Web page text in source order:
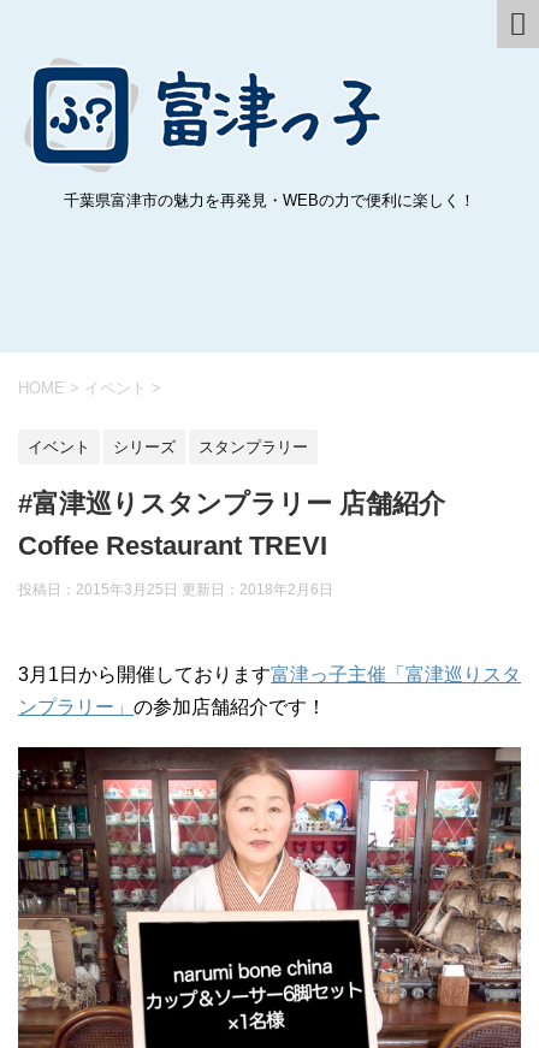
千葉県富津市の魅力を再発見・WEBの力で便利に楽しく！
HOME > イベント >
イベント シリーズ スタンプラリー
#富津巡りスタンプラリー 店舗紹介
Coffee Restaurant TREVI
投稿日：2015年3月25日 更新日： 2018年2月6日
3月1日から開催しております富津っ子主催「富津巡りスタ
ンプラリー」 の参加店舗紹介です！